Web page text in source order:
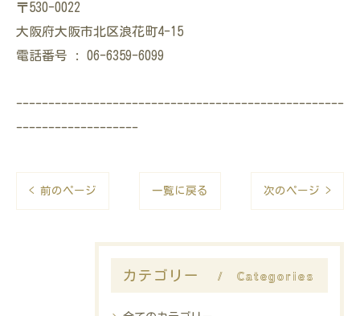
〒530-0022
大阪府大阪市北区浪花町4-15
電話番号 : 06-6359-6099
---------------------------------------------------
-------------------
< 前のページ 一覧に戻る 次のページ >
カテゴリー Categories